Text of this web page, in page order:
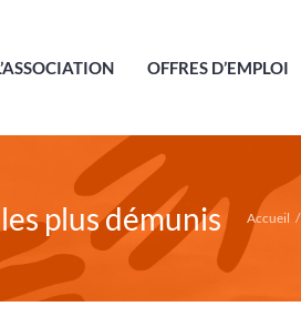
OFFRES D’EMPLOI
plus démunis Accueil /